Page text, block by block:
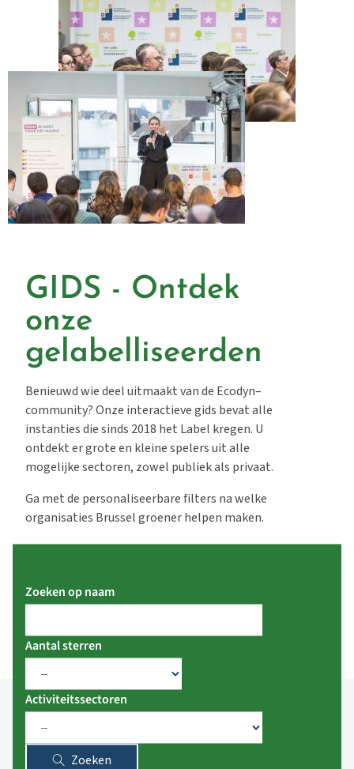
GIDS - Ontdek
onze
gelabelliseerden
Benieuwd wie deel uitmaakt van de Ecodyn–
community? Onze interactieve gids bevat alle
instanties die sinds 2018 het Label kregen. U
ontdekt er grote en kleine spelers uit alle
mogelijke sectoren, zowel publiek als privaat.
Ga met de personaliseerbare filters na welke
organisaties Brussel groener helpen maken.
Zoeken op naam
Aantal sterren
Activiteitssectoren
Zoeken